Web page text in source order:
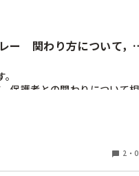
ますよ😊
ー　関わり方について，
保護者との関わりについて
から、保育士目線で、あれ
子かな？と様子見。
り個別対応。言葉も出ない，
ない。
2 ・